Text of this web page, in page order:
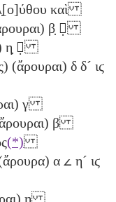
καὶ
β̣ 𐅵̣
η̣ 𐅵̣
(ἄρουραι) δ δ´ ιϛ
γ
β
(*)
α 𐅵 η´ ιϛ
η